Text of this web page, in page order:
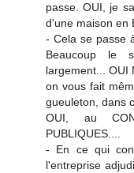
passe. OUI, je
d'une maison en
- Cela se passe
Beaucoup le
largement... OUI
on vous fait
gueuleton, dans
OUI, au
PUBLIQUES....
- En ce qui
l'entreprise